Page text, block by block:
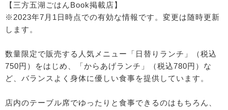
【三方五湖ごはんBook掲載店】
※2023年7月1日時点での有効な情報です。変更は随時更新
します。
数量限定で販売する人気メニュー「日替りランチ」（税込
750円）をはじめ、「からあげランチ」（税込780円）な
ど、バランスよく身体に優しい食事を提供しています。
店内のテーブル席でゆったりと食事できるのはもちろん、